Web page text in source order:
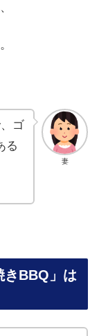
、
。
妻
ゴ
る
きBBQ」は